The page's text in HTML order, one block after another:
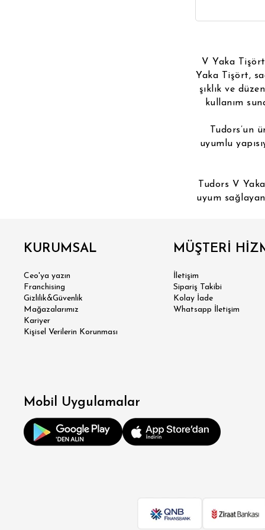
V Yaka
Yaka Tişört,
şıklık ve
kullanım
Tudors’un
uyumlu
Tudors V
uyum
KURUMSAL
Ceo'ya yazın
Franchising
Gizlilik&Güvenlik
Mağazalarımız
Kariyer
Kişisel Verilerin Korunması
MÜŞTERİ
İletişim
Sipariş Takibi
Kolay İade
Whatsapp İletişim
Mobil Uygulamalar